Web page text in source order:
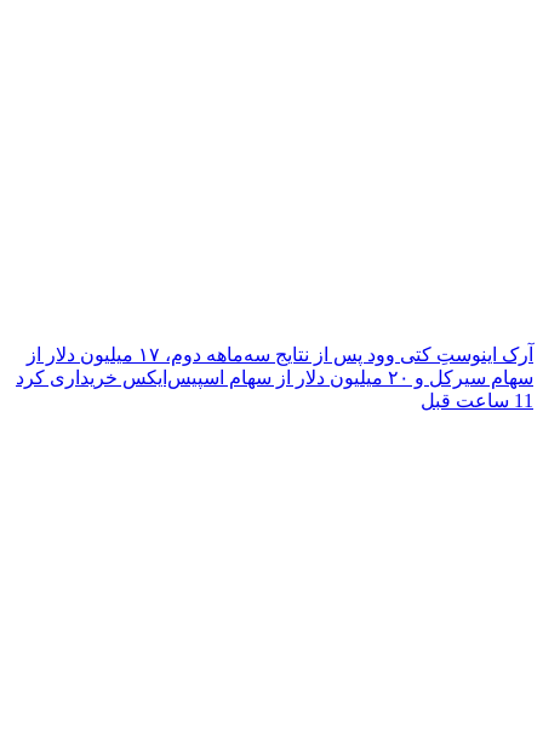
آرک اینوستِ کتی وود پس از نتایج سه‌ماهه دوم، ۱۷ میلیون دلار از
سهام سیرکل و ۲۰ میلیون دلار از سهام اسپیس‌ایکس خریداری کرد
11 ساعت قبل